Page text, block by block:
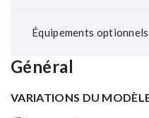
Équipements optionnels
Général
VARIATIONS DU